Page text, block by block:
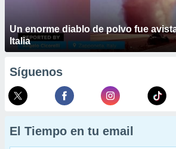
Un enorme diablo de polvo fue
Italia
Síguenos
El Tiempo en tu email